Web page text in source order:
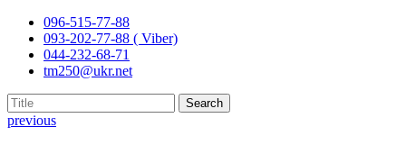
096-515-77-88
093-202-77-88 ( Viber)
044-232-68-71
tm250@ukr.net
previous